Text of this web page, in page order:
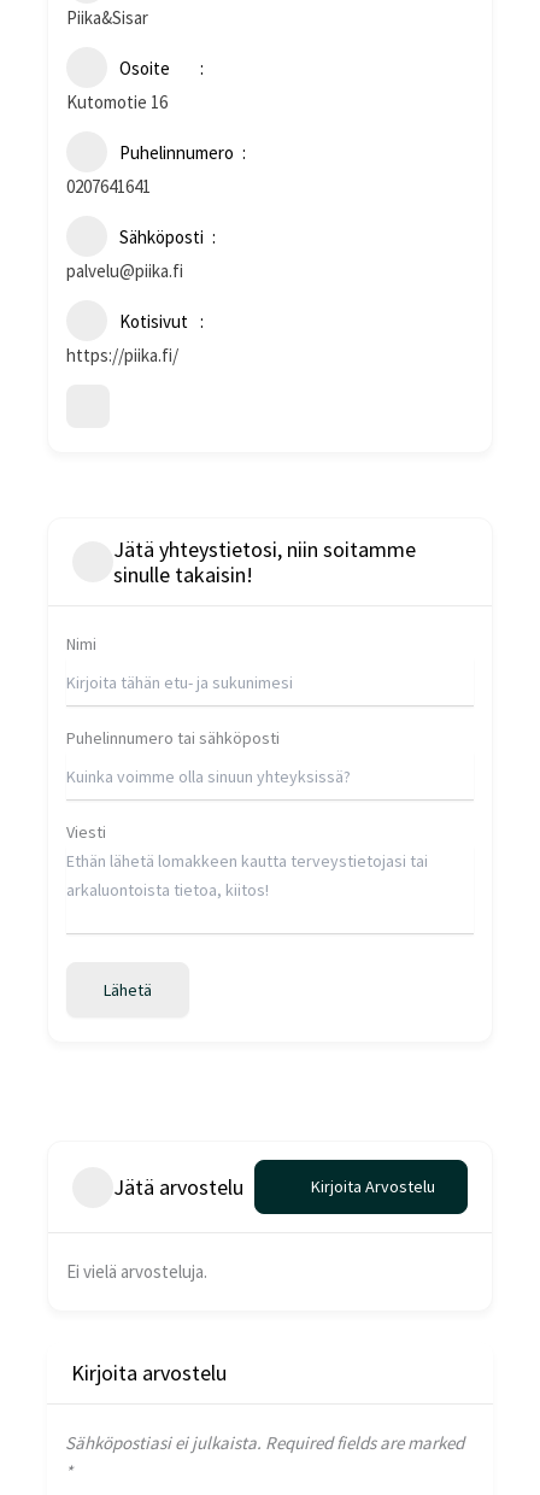
Piika&Sisar
Osoite
Kutomotie 16
Puhelinnumero
0207641641
Sähköposti
palvelu@piika.fi
Kotisivut
https://piika.fi/
Jätä yhteystietosi, niin soitamme
sinulle takaisin!
Lähetä
Jätä arvostelu Kirjoita Arvostelu
Ei vielä arvosteluja.
Kirjoita arvostelu
Sähköpostiasi ei julkaista. Required fields are marked
*